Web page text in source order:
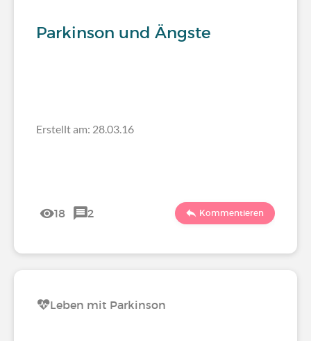
Parkinson und Ängste
Erstellt am: 28.03.16
18 2 Kommentieren
Leben mit Parkinson